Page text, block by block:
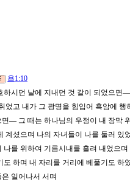
욥1:10
하시던 날에 지내던 것 같이 되었으
었고 내가 그 광명을 힘입어 흑암에
면― 그 때는 하나님의 우정이 내 장막
계셨으며 나의 자녀들이 나를 둘러
나를 위하여 기름시내를 흘려 내었으
도 하며 내 자리를 거리에 베풀기도
은 일어나서 서며